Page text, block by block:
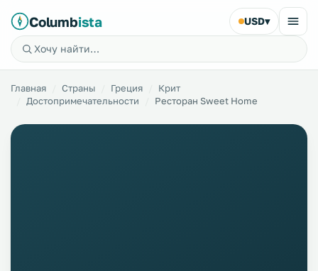
Columbista USD▾
Главная Страны Греция
Крит
Достопримечательности
Ресторан Sweet Home